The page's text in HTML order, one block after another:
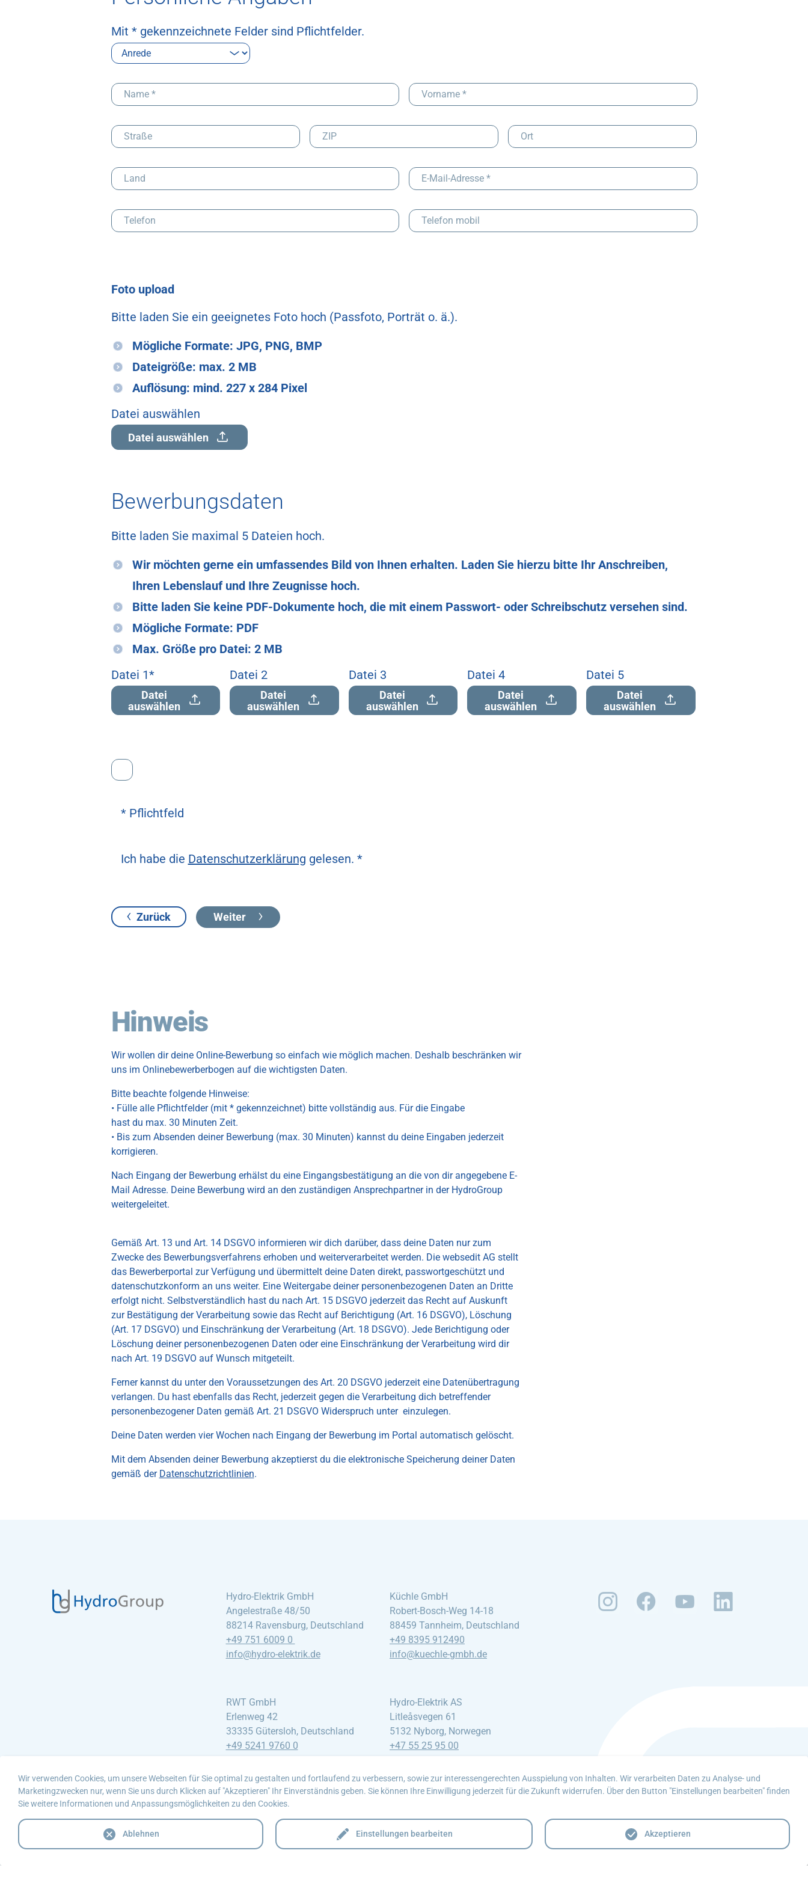
Mit * gekennzeichnete Felder sind Pflichtfelder.
Foto upload
Bitte laden Sie ein geeignetes Foto hoch (Passfoto, Porträt o. ä.).
Mögliche Formate: JPG, PNG, BMP
Dateigröße: max. 2 MB
Auflösung: mind. 227 x 284 Pixel
Datei auswählen
Datei auswählen
Bewerbungsdaten
Bitte laden Sie maximal 5 Dateien hoch.
Wir möchten gerne ein umfassendes Bild von Ihnen erhalten. Laden Sie hierzu bitte Ihr Anschreiben,
Ihren Lebenslauf und Ihre Zeugnisse hoch.
Bitte laden Sie keine PDF-Dokumente hoch, die mit einem Passwort- oder Schreibschutz versehen sind.
Mögliche Formate: PDF
Max. Größe pro Datei: 2 MB
Datei 1*
Datei
auswählen
Datei 2
Datei
auswählen
Datei 3
Datei
auswählen
Datei 4
Datei
auswählen
Datei 5
Datei
auswählen
* Pflichtfeld
Ich habe die Datenschutzerklärung gelesen. *
Zurück Weiter
Hinweis
Wir wollen dir deine Online-Bewerbung so einfach wie möglich machen. Deshalb beschränken wir
uns im Onlinebewerberbogen auf die wichtigsten Daten.
Bitte beachte folgende Hinweise:
• Fülle alle Pflichtfelder (mit * gekennzeichnet) bitte vollständig aus. Für die Eingabe
hast du max. 30 Minuten Zeit.
• Bis zum Absenden deiner Bewerbung (max. 30 Minuten) kannst du deine Eingaben jederzeit
korrigieren.
Nach Eingang der Bewerbung erhälst du eine Eingangsbestätigung an die von dir angegebene E-
Mail Adresse. Deine Bewerbung wird an den zuständigen Ansprechpartner in der HydroGroup
weitergeleitet.
Gemäß Art. 13 und Art. 14 DSGVO informieren wir dich darüber, dass deine Daten nur zum
Zwecke des Bewerbungsverfahrens erhoben und weiterverarbeitet werden. Die websedit AG stellt
das Bewerberportal zur Verfügung und übermittelt deine Daten direkt, passwortgeschützt und
datenschutzkonform an uns weiter. Eine Weitergabe deiner personenbezogenen Daten an Dritte
erfolgt nicht. Selbstverständlich hast du nach Art. 15 DSGVO jederzeit das Recht auf Auskunft
zur Bestätigung der Verarbeitung sowie das Recht auf Berichtigung (Art. 16 DSGVO), Löschung
(Art. 17 DSGVO) und Einschränkung der Verarbeitung (Art. 18 DSGVO). Jede Berichtigung oder
Löschung deiner personenbezogenen Daten oder eine Einschränkung der Verarbeitung wird dir
nach Art. 19 DSGVO auf Wunsch mitgeteilt.
Ferner kannst du unter den Voraussetzungen des Art. 20 DSGVO jederzeit eine Datenübertragung
verlangen. Du hast ebenfalls das Recht, jederzeit gegen die Verarbeitung dich betreffender
personenbezogener Daten gemäß Art. 21 DSGVO Widerspruch unter einzulegen.
Deine Daten werden vier Wochen nach Eingang der Bewerbung im Portal automatisch gelöscht.
Mit dem Absenden deiner Bewerbung akzeptierst du die elektronische Speicherung deiner Daten
gemäß der Datenschutzrichtlinien.
Hydro-Elektrik GmbH
Angelestraße 48/50
88214 Ravensburg, Deutschland
+49 751 6009 0
info@hydro-elektrik.de
RWT GmbH
Erlenweg 42
33335 Gütersloh, Deutschland
+49 5241 9760 0
info@rwt-gmbh.com
Küchle GmbH
Robert-Bosch-Weg 14-18
88459 Tannheim, Deutschland
+49 8395 912490
info@kuechle-gmbh.de
Hydro-Elektrik AS
Litleåsvegen 61
5132 Nyborg, Norwegen
+47 55 25 95 00
post@hydro-elektrik.no
Wir verwenden Cookies, um unsere Webseiten für Sie optimal zu gestalten und fortlaufend zu verbessern, sowie zur interessengerechten Ausspielung von Inhalten. Wir verarbeiten Daten zu Analyse- und
Marketingzwecken nur, wenn Sie uns durch Klicken auf "Akzeptieren" Ihr Einverständnis geben. Sie können Ihre Einwilligung jederzeit für die Zukunft widerrufen. Über den Button "Einstellungen bearbeiten" finden
Sie weitere Informationen und Anpassungsmöglichkeiten zu den Cookies.
Einstellungen bearbeiten
Ablehnen Akzeptieren